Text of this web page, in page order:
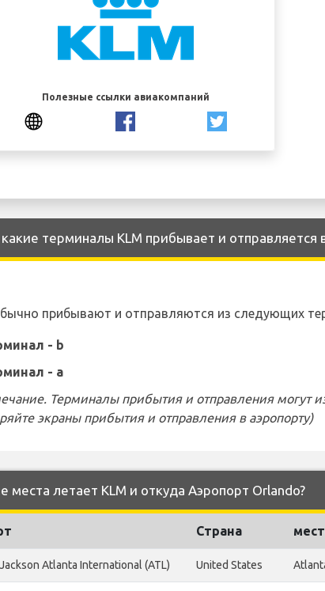
Полезные ссылки авиакомпаний
терминалы KLM прибывает и отправляется
прибывают и отправляются из следующих
- b
- a
Терминалы прибытия и отправления могут
экраны прибытия и отправления в аэропорту)
места летает KLM и откуда Аэропорт Orlando?
Страна
Atlanta International (ATL) United States